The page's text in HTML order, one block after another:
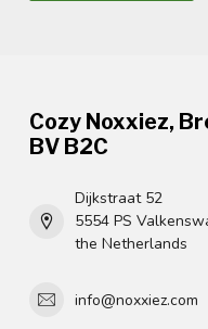
Cozy Noxxiez,
BV B2C
Dijkstraat 52
5554 PS
the Netherlands
info@noxxiez.com